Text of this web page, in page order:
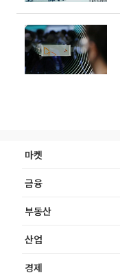
마켓
금융
부동산
산업
경제